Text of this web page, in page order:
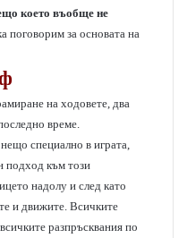
което въобще не
поговорим за основата на
на ходовете, два
време.
специално в играта,
подход към този
надолу и след като
и движите. Всичките
разпръсквания по